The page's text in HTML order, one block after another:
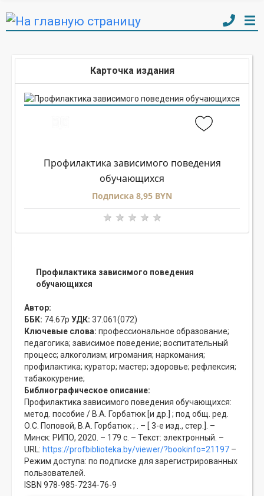
Карточка издания
Профилактика зависимого поведения
обучающихся
Подписка 8,95 BYN
Профилактика зависимого поведения
обучающихся
Автор:
ББК: 74.67р УДК: 37.061(072)
Ключевые слова: профессиональное образование;
педагогика; зависимое поведение; воспитательный
процесс; алкоголизм; игромания; наркомания;
профилактика; куратор; мастер; здоровье; рефлексия;
табакокурение;
Библиографическое описание:
Профилактика зависимого поведения обучающихся:
метод. пособие / В.А. Горбатюк [и др.] ; под общ. ред.
О.С. Поповой, В.А. Горбатюк ; . – [ 3-е изд., стер.]. –
Минск: РИПО, 2020. – 179 с. – Текст: электронный. –
URL: https://profbiblioteka.by/viewer/?bookinfo=21197 –
Режим доступа: по подписке для зарегистрированных
пользователей.
ISBN 978-985-7234-76-9